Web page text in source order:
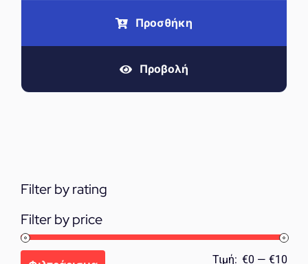
Προσθήκη
Προβολή
Filter by rating
Filter by price
Τιμή: €0 — €10